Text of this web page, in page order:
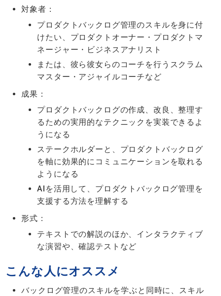
対象者：
プロダクトバックログ管理のスキルを身に付
けたい、プロダクトオーナー・プロダクトマ
ネージャー・ビジネスアナリスト
または、彼ら彼女らのコーチを行うスクラム
マスター・アジャイルコーチなど
成果：
プロダクトバックログの作成、改良、整理す
るための実用的なテクニックを実装できるよ
うになる
ステークホルダーと、プロダクトバックログ
を軸に効果的にコミュニケーションを取れる
ようになる
AIを活用して、プロダクトバックログ管理を
支援する方法を理解する
形式：
テキストでの解説のほか、インタラクティブ
な演習や、確認テストなど
こんな人にオススメ
バックログ管理のスキルを学ぶと同時に、スキル